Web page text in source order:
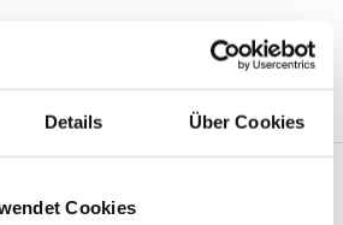
Details Über Cookies
Cookies